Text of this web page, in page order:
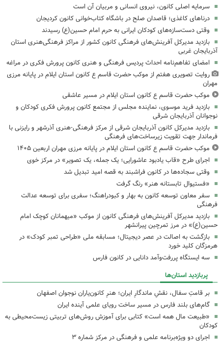
سرمایه اصلی کانون، نیروی انسانی و مربیان آن است
درناهای کاغذی؛ قاصدان صلح در باشگاه کتاب‌خوانی کانون کردیجان
وقتی دست‌سازه‌های کودکان ایرانی به حرم امام حسین(ع) رسیدند
بازدید مدیرکل آفرینش‌های فرهنگی کانون کشور از مراکز فرهنگی‌هنری استان
آذربایجان غربی
امضای تفاهم‌نامه احداث پردیس فرهنگی و هنری کانون پرورش فکری در مراغه
روایت تصویری هفتم از موکب حضرت قاسم ع کانون استان ایلام در پایانه مرزی
مهران
موکب حضرت قاسم ع کانون استان ایلام در مسیر عاشقی
بازدید فرید موسوی، نماینده مجلس از مجتمع کانون پرورش فکری کودکان و
نوجوانان آذربایجان شرقی
بازدید مدیرکل کانون آذربایجان شرقی از مرکز فرهنگی‌-هنری آذرشهر و رایزنی با
فرماندار جهت تقویت زیرساخت‌های فرهنگی
موکب حضرت قاسم ع کانون استان ایلام در پایانه مرزی مهران اربعین ۱۴۰۵
اجرای طرح «قاب یادبود عاشورایی؛ یک جمله، یک تصویر» در مرکز خوی
وقتی سجاده‌ها در کانون فراشبند به قصه امید تبدیل شد
«فستیوال تابستانه هنر» رنگ گرفت
سفر معاون توسعه کانون به بهار و کبودراهنگ؛ سفری برای توسعه عدالت
فرهنگی
بازدید مدیرکل آفرینش‌های فرهنگی کانون از موکب «میهمانان کوچک امام
حسین(ع)» در مرز تمرچین پیرانشهر
بازگشت به اصالت در عصر دیجیتال؛ مسابقه ملی «طراحی تمبر کودک» در
هرمزگان کلید خورد
سه ایستگاه پررفت‌وآمد دانایی در کانون فارس
پربازدید استان‌ها
بر قامتِ سفال، نقشِ ماندگارِ ایران؛ هنرِ کانون‌یاران نوجوان اصفهان
گام‌های بلند فارس در مسیر ساخت رویای علمی آینده ایران
«طبیعت مال همه است» کتابی برای آموزش روش‌های تربیتی زیست‌محیطی به
کودکان
اجرای دو ویژه‌برنامه علمی و فرهنگی در مرکز شماره ۳